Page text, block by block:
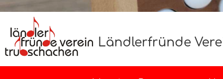
Ländlerfründe